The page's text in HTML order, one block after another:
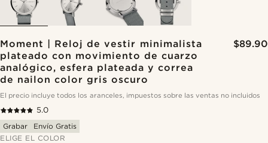
Moment | Reloj de vestir minimalista
plateado con movimiento de cuarzo
analógico, esfera plateada y correa
de nailon color gris oscuro
$89.90
El precio incluye todos los aranceles, impuestos sobre las ventas no incluidos
5.0
Grabar
Envío Gratis
ELIGE EL COLOR